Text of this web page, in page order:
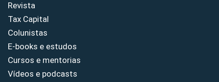
Revista
Tax Capital
Colunistas
E-books e estudos
Cursos e mentorias
Vídeos e podcasts